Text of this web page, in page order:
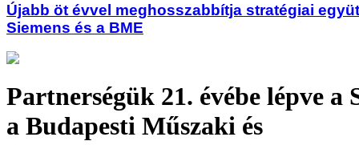
Újabb öt évvel meghosszabbítja stratégiai
Siemens és a BME
Partnerségük 21. évébe lépve a
a Budapesti Műszaki és